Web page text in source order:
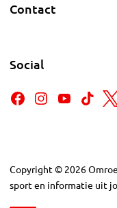
Contact
Social
Copyright © 2026
sport en informatie uit